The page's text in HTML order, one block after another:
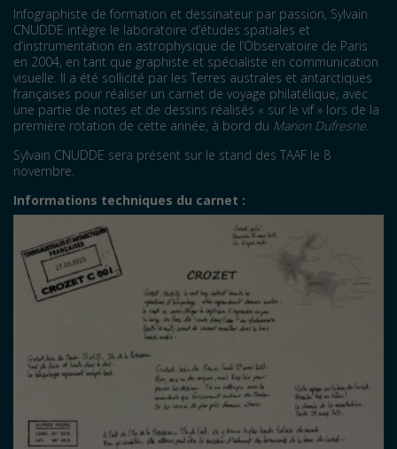
Infographiste de formation et dessinateur par passion, Sylvain
CNUDDE intègre le laboratoire d’études spatiales et
d’instrumentation en astrophysique de l’Observatoire de Paris
en 2004, en tant que graphiste et spécialiste en communication
visuelle. Il a été sollicité par les Terres australes et antarctiques
françaises pour réaliser un carnet de voyage philatélique, avec
une partie de notes et de dessins réalisés « sur le vif » lors de la
première rotation de cette année, à bord du Marion Dufresne.
Sylvain CNUDDE sera présent sur le stand des TAAF le 8
novembre.
Informations techniques du carnet :